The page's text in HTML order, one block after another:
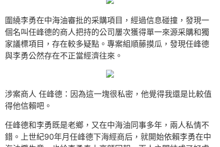
圍繞李勇在中海油審批的采購項目，經過信息碰撞，發現一
個名叫任峰德的商人把持的公司屢次獲得單一來源采購和獨
家議標項目，存在較多疑點。專案組順藤摸瓜，發現任峰德
與李勇公然存在不正當經濟往來。
涉案商人 任峰德：因為這一塊很私密，他覺得我還是比較值
得他信賴吧。
任峰德和李勇既是老鄉，又在中海油同事多年，兩人私情不
錯。上世紀90年月任峰德下海經商后，就開始依賴李勇在中